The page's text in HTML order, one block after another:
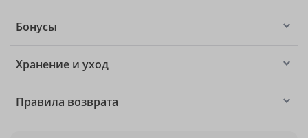
Бонусы
Хранение и уход
Правила возврата